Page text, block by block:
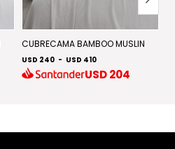
CUBRECAMA BAMBOO MUSLIN
USD 240 - USD 410
USD204